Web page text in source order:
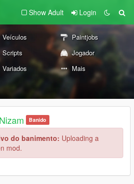
Show Adult Login
Veículos
Paintjobs
Scripts
Jogador
Variados Mais
Banido
do banimento: Uploading a
mod.